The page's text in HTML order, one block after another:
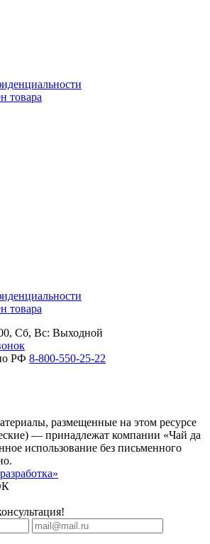
товара
товара
Сб, Вс: Выходной
РФ 8-800-550-25-22
размещенные на этом ресурсе
— принадлежат компании «Чай да
использование без письменного